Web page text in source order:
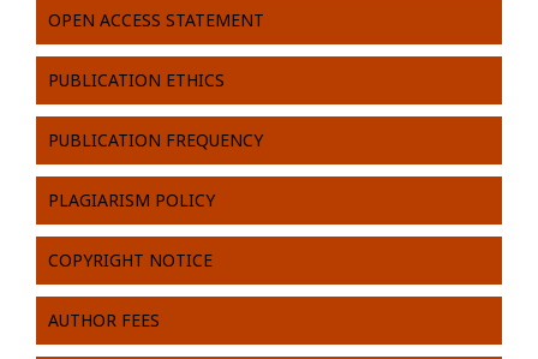
OPEN ACCESS STATEMENT
PUBLICATION ETHICS
PUBLICATION FREQUENCY
PLAGIARISM POLICY
COPYRIGHT NOTICE
AUTHOR FEES